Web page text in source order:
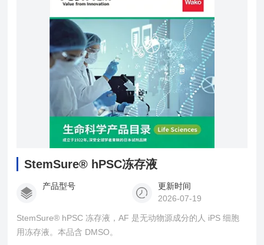
StemSure® hPSC冻存液
产品型号
更新时间
2026-07-19
StemSure® hPSC 冻存液，AF 是无动物源成分的人 iPS 细胞
用冻存液。本品含 DMSO。